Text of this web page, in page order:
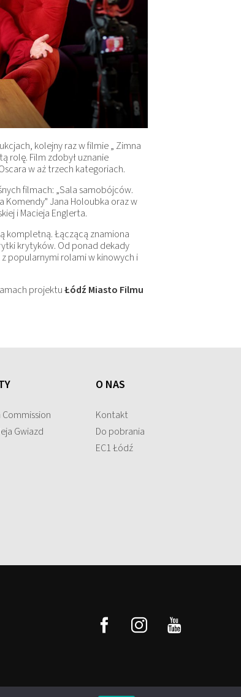
kolejny raz w filmie „ Zimna
rolę. Film zdobył uznanie
w aż trzech kategoriach.
filmach: „Sala samobójców.
Komendy" Jana Holoubka oraz w
i Macieja Englerta.
kompletną. Łączącą znamiona
krytyków. Od ponad dekady
popularnymi rolami w kinowych i
projektuŁódź Miasto Filmu
Gwiazd
O NAS
Kontakt
Do pobrania
EC1 Łódź